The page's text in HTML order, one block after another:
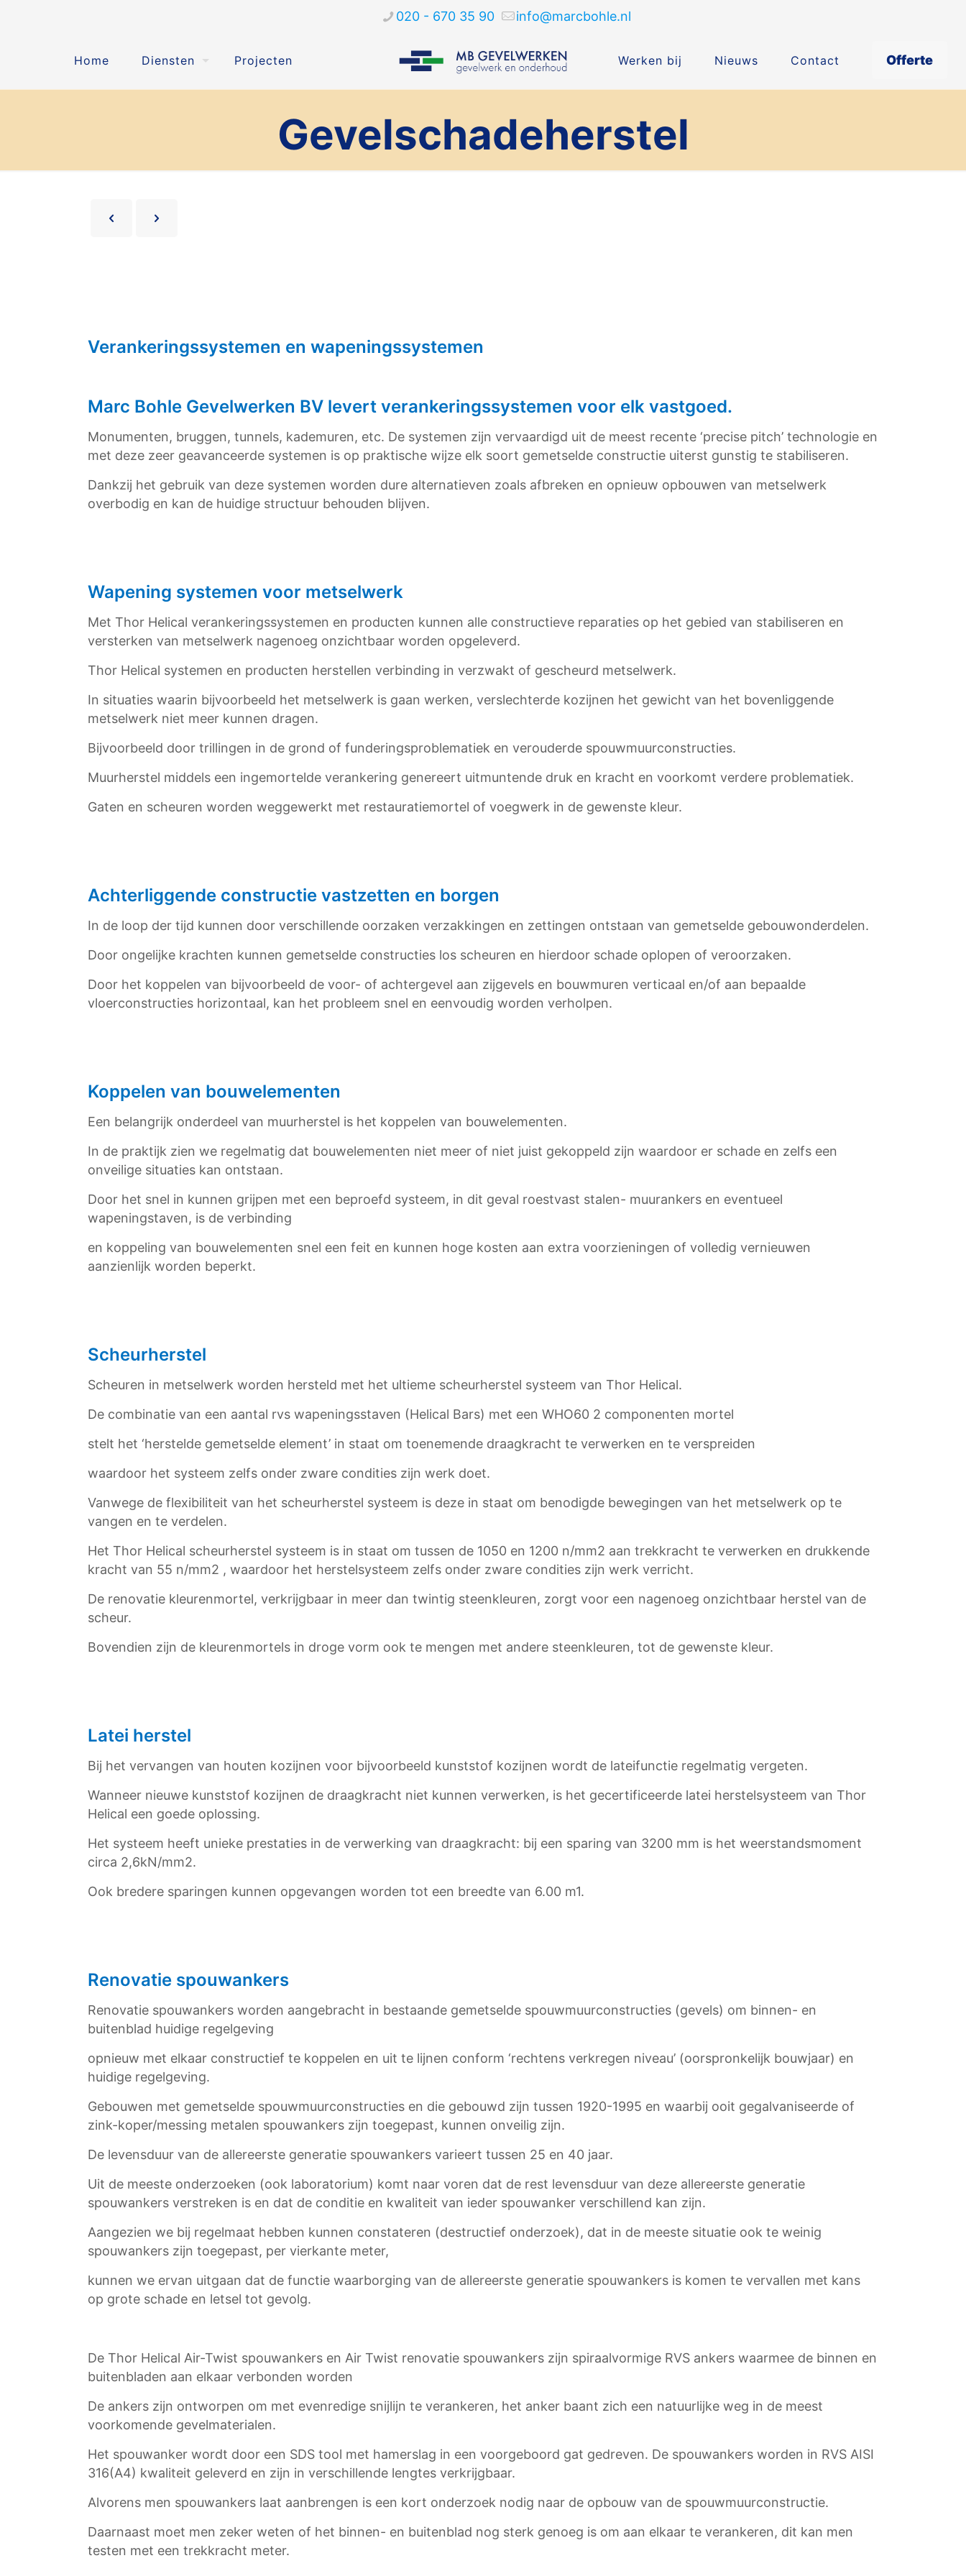
020 - 670 35 90 info@marcbohle.nl
Home Diensten Projecten Werken bij Nieuws Contact Offerte
Gevelschadeherstel
Verankeringssystemen en wapeningssystemen
Marc Bohle Gevelwerken BV levert verankeringssystemen voor elk vastgoed.
Monumenten, bruggen, tunnels, kademuren, etc. De systemen zijn vervaardigd uit de meest recente ‘precise pitch’ technologie en
met deze zeer geavanceerde systemen is op praktische wijze elk soort gemetselde constructie uiterst gunstig te stabiliseren.
Dankzij het gebruik van deze systemen worden dure alternatieven zoals afbreken en opnieuw opbouwen van metselwerk
overbodig en kan de huidige structuur behouden blijven.
Wapening systemen voor metselwerk
Met Thor Helical verankeringssystemen en producten kunnen alle constructieve reparaties op het gebied van stabiliseren en
versterken van metselwerk nagenoeg onzichtbaar worden opgeleverd.
Thor Helical systemen en producten herstellen verbinding in verzwakt of gescheurd metselwerk.
In situaties waarin bijvoorbeeld het metselwerk is gaan werken, verslechterde kozijnen het gewicht van het bovenliggende
metselwerk niet meer kunnen dragen.
Bijvoorbeeld door trillingen in de grond of funderingsproblematiek en verouderde spouwmuurconstructies.
Muurherstel middels een ingemortelde verankering genereert uitmuntende druk en kracht en voorkomt verdere problematiek.
Gaten en scheuren worden weggewerkt met restauratiemortel of voegwerk in de gewenste kleur.
Achterliggende constructie vastzetten en borgen
In de loop der tijd kunnen door verschillende oorzaken verzakkingen en zettingen ontstaan van gemetselde gebouwonderdelen.
Door ongelijke krachten kunnen gemetselde constructies los scheuren en hierdoor schade oplopen of veroorzaken.
Door het koppelen van bijvoorbeeld de voor- of achtergevel aan zijgevels en bouwmuren verticaal en/of aan bepaalde
vloerconstructies horizontaal, kan het probleem snel en eenvoudig worden verholpen.
Koppelen van bouwelementen
Een belangrijk onderdeel van muurherstel is het koppelen van bouwelementen.
In de praktijk zien we regelmatig dat bouwelementen niet meer of niet juist gekoppeld zijn waardoor er schade en zelfs een
onveilige situaties kan ontstaan.
Door het snel in kunnen grijpen met een beproefd systeem, in dit geval roestvast stalen- muurankers en eventueel
wapeningstaven, is de verbinding
en koppeling van bouwelementen snel een feit en kunnen hoge kosten aan extra voorzieningen of volledig vernieuwen
aanzienlijk worden beperkt.
Scheurherstel
Scheuren in metselwerk worden hersteld met het ultieme scheurherstel systeem van Thor Helical.
De combinatie van een aantal rvs wapeningsstaven (Helical Bars) met een WHO60 2 componenten mortel
stelt het ‘herstelde gemetselde element’ in staat om toenemende draagkracht te verwerken en te verspreiden
waardoor het systeem zelfs onder zware condities zijn werk doet.
Vanwege de flexibiliteit van het scheurherstel systeem is deze in staat om benodigde bewegingen van het metselwerk op te
vangen en te verdelen.
Het Thor Helical scheurherstel systeem is in staat om tussen de 1050 en 1200 n/mm2 aan trekkracht te verwerken en drukkende
kracht van 55 n/mm2 , waardoor het herstelsysteem zelfs onder zware condities zijn werk verricht.
De renovatie kleurenmortel, verkrijgbaar in meer dan twintig steenkleuren, zorgt voor een nagenoeg onzichtbaar herstel van de
scheur.
Bovendien zijn de kleurenmortels in droge vorm ook te mengen met andere steenkleuren, tot de gewenste kleur.
Latei herstel
Bij het vervangen van houten kozijnen voor bijvoorbeeld kunststof kozijnen wordt de lateifunctie regelmatig vergeten.
Wanneer nieuwe kunststof kozijnen de draagkracht niet kunnen verwerken, is het gecertificeerde latei herstelsysteem van Thor
Helical een goede oplossing.
Het systeem heeft unieke prestaties in de verwerking van draagkracht: bij een sparing van 3200 mm is het weerstandsmoment
circa 2,6kN/mm2.
Ook bredere sparingen kunnen opgevangen worden tot een breedte van 6.00 m1.
Renovatie spouwankers
Renovatie spouwankers worden aangebracht in bestaande gemetselde spouwmuurconstructies (gevels) om binnen- en
buitenblad huidige regelgeving
opnieuw met elkaar constructief te koppelen en uit te lijnen conform ‘rechtens verkregen niveau’ (oorspronkelijk bouwjaar) en
huidige regelgeving.
Gebouwen met gemetselde spouwmuurconstructies en die gebouwd zijn tussen 1920-1995 en waarbij ooit gegalvaniseerde of
zink-koper/messing metalen spouwankers zijn toegepast, kunnen onveilig zijn.
De levensduur van de allereerste generatie spouwankers varieert tussen 25 en 40 jaar.
Uit de meeste onderzoeken (ook laboratorium) komt naar voren dat de rest levensduur van deze allereerste generatie
spouwankers verstreken is en dat de conditie en kwaliteit van ieder spouwanker verschillend kan zijn.
Aangezien we bij regelmaat hebben kunnen constateren (destructief onderzoek), dat in de meeste situatie ook te weinig
spouwankers zijn toegepast, per vierkante meter,
kunnen we ervan uitgaan dat de functie waarborging van de allereerste generatie spouwankers is komen te vervallen met kans
op grote schade en letsel tot gevolg.
De Thor Helical Air-Twist spouwankers en Air Twist renovatie spouwankers zijn spiraalvormige RVS ankers waarmee de binnen en
buitenbladen aan elkaar verbonden worden
De ankers zijn ontworpen om met evenredige snijlijn te verankeren, het anker baant zich een natuurlijke weg in de meest
voorkomende gevelmaterialen.
Het spouwanker wordt door een SDS tool met hamerslag in een voorgeboord gat gedreven. De spouwankers worden in RVS AISI
316(A4) kwaliteit geleverd en zijn in verschillende lengtes verkrijgbaar.
Alvorens men spouwankers laat aanbrengen is een kort onderzoek nodig naar de opbouw van de spouwmuurconstructie.
Daarnaast moet men zeker weten of het binnen- en buitenblad nog sterk genoeg is om aan elkaar te verankeren, dit kan men
testen met een trekkracht meter.